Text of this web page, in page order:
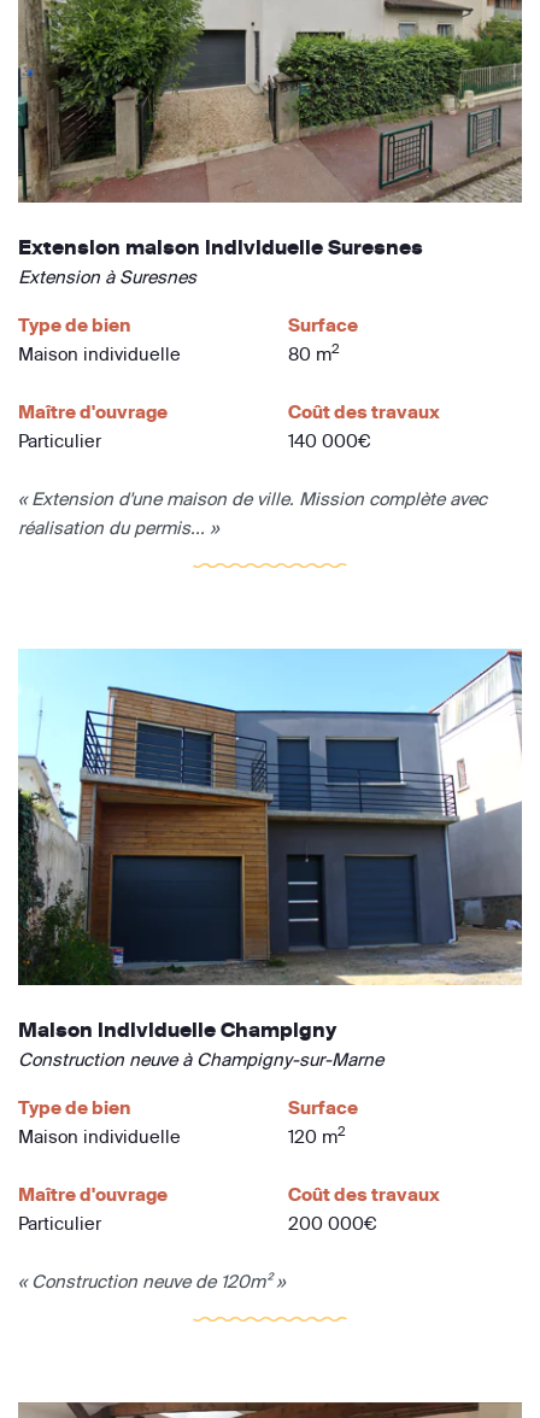
Extension maison individuelle Suresnes
Extension à Suresnes
Type de bien
Maison individuelle
Surface
80 m2
Maître d'ouvrage
Particulier
Coût des travaux
140 000€
« Extension d'une maison de ville. Mission complète avec
réalisation du permis... »
Maison individuelle Champigny
Construction neuve à Champigny-sur-Marne
Type de bien
Maison individuelle
Surface
120 m2
Maître d'ouvrage
Particulier
Coût des travaux
200 000€
« Construction neuve de 120m² »